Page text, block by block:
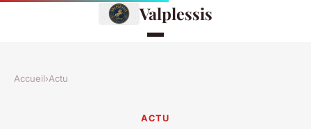
Valplessis
Accueil›Actu
ACTU